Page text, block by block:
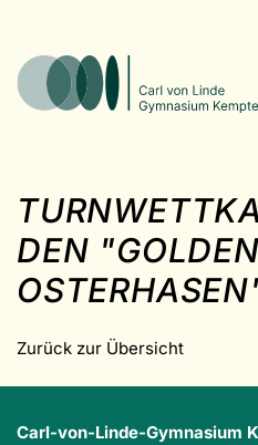
DEN
Zurück zur Übersicht
Carl-von-Linde-Gymnasium